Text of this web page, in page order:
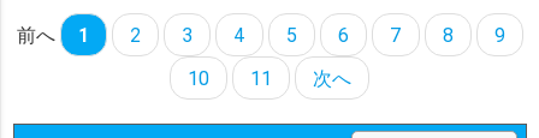
前へ 1 2 3 4 5 6 7 8
9
10
11 次へ